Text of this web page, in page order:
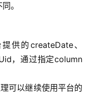
。
供的createDate、
，通过指定column
可以继续使用平台的